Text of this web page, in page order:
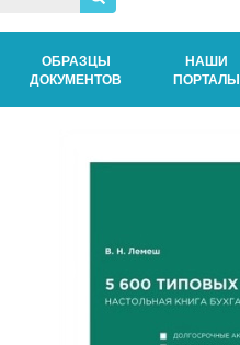
ОБРАЗЦЫ
ДОКУМЕНТОВ
НАШИ
ПОРТАЛЫ